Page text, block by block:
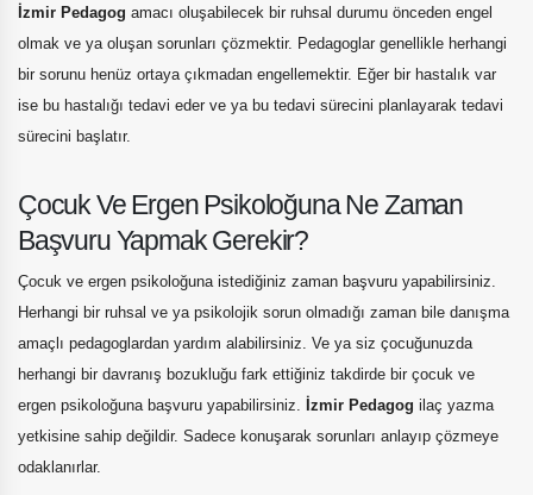
İzmir Pedagog amacı oluşabilecek bir ruhsal durumu önceden engel
olmak ve ya oluşan sorunları çözmektir. Pedagoglar genellikle herhangi
bir sorunu henüz ortaya çıkmadan engellemektir. Eğer bir hastalık var
ise bu hastalığı tedavi eder ve ya bu tedavi sürecini planlayarak tedavi
sürecini başlatır.
Çocuk Ve Ergen Psikoloğuna Ne Zaman
Başvuru Yapmak Gerekir?
Çocuk ve ergen psikoloğuna istediğiniz zaman başvuru yapabilirsiniz.
Herhangi bir ruhsal ve ya psikolojik sorun olmadığı zaman bile danışma
amaçlı pedagoglardan yardım alabilirsiniz. Ve ya siz çocuğunuzda
herhangi bir davranış bozukluğu fark ettiğiniz takdirde bir çocuk ve
ergen psikoloğuna başvuru yapabilirsiniz.
İzmir Pedagog ilaç yazma
yetkisine sahip değildir. Sadece konuşarak sorunları anlayıp çözmeye
odaklanırlar.